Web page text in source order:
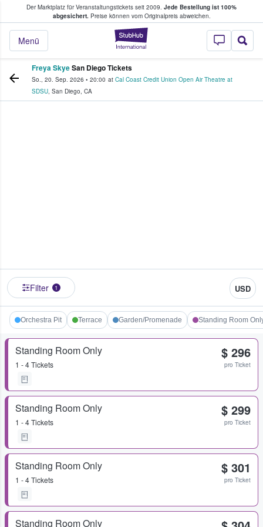
Der Marktplatz für Veranstaltungstickets seit 2009. Jede Bestellung ist 100%
abgesichert.Preise können vom Originalpreis abweichen.
StubHub - Wo
Menü
Tickets kaufen & verkaufen
Freya SkyeSan Diego Tickets
So., 20. Sep. 2026 • 20:00 at Cal Coast Credit Union Open Air Theatre at
SDSU, San Diego, CA
Filter 1 USD
Orchestra Pit Terrace Garden/Promenade Standing Room
Standing Room Only
1 - 4 Tickets
$ 296
pro Ticket
Standing Room Only
1 - 4 Tickets
$ 299
pro Ticket
Standing Room Only
1 - 4 Tickets
$ 301
pro Ticket
Standing Room Only